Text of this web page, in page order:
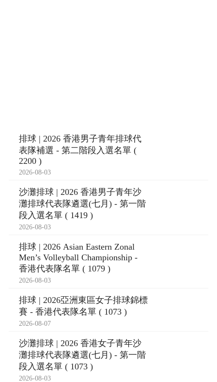
排球 | 2026 香港男子青年排球代
表隊補選 - 第二階段入選名單 (
2200 )
2026-08-03
沙灘排球 | 2026 香港男子青年沙
灘排球代表隊遴選(七月) - 第一階
段入選名單 ( 1419 )
2026-08-03
排球 | 2026 Asian Eastern Zonal
Men’s Volleyball Championship -
香港代表隊名單 ( 1079 )
2026-08-03
排球 | 2026亞洲東區女子排球錦標
賽 - 香港代表隊名單 ( 1073 )
2026-08-07
沙灘排球 | 2026 香港女子青年沙
灘排球代表隊遴選(七月) - 第一階
段入選名單 ( 1073 )
2026-08-03